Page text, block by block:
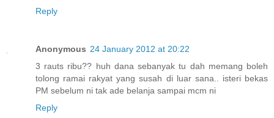
Reply
Anonymous 24 January 2012 at 20:22
3 rauts ribu?? huh dana sebanyak tu dah memang boleh
tolong ramai rakyat yang susah di luar sana.. isteri bekas
PM sebelum ni tak ade belanja sampai mcm ni
Reply